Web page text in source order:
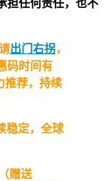
担任何责任，也不
出门右拐，
码时间有
推荐，持续
稳定，全球
（赠送